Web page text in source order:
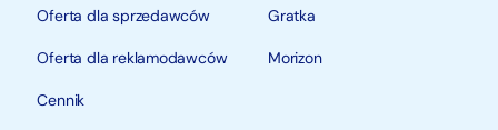
Oferta dla sprzedawców
Oferta dla reklamodawców
Cennik
Gratka
Morizon